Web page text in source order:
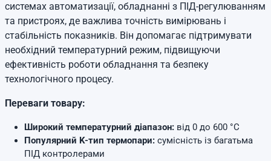
системах автоматизації, обладнанні з ПІД-регулюванням
та пристроях, де важлива точність вимірювань і
стабільність показників. Він допомагає підтримувати
необхідний температурний режим, підвищуючи
ефективність роботи обладнання та безпеку
технологічного процесу.
Переваги товару:
Широкий температурний діапазон: від 0 до 600 °C
Популярний K-тип термопари: сумісність із багатьма
ПІД контролерами